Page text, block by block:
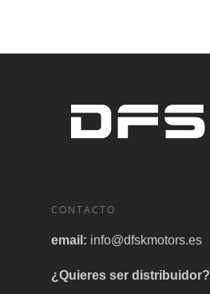
CONTACTO
email: info@dfskmotors.es
¿Quieres ser distribuidor?